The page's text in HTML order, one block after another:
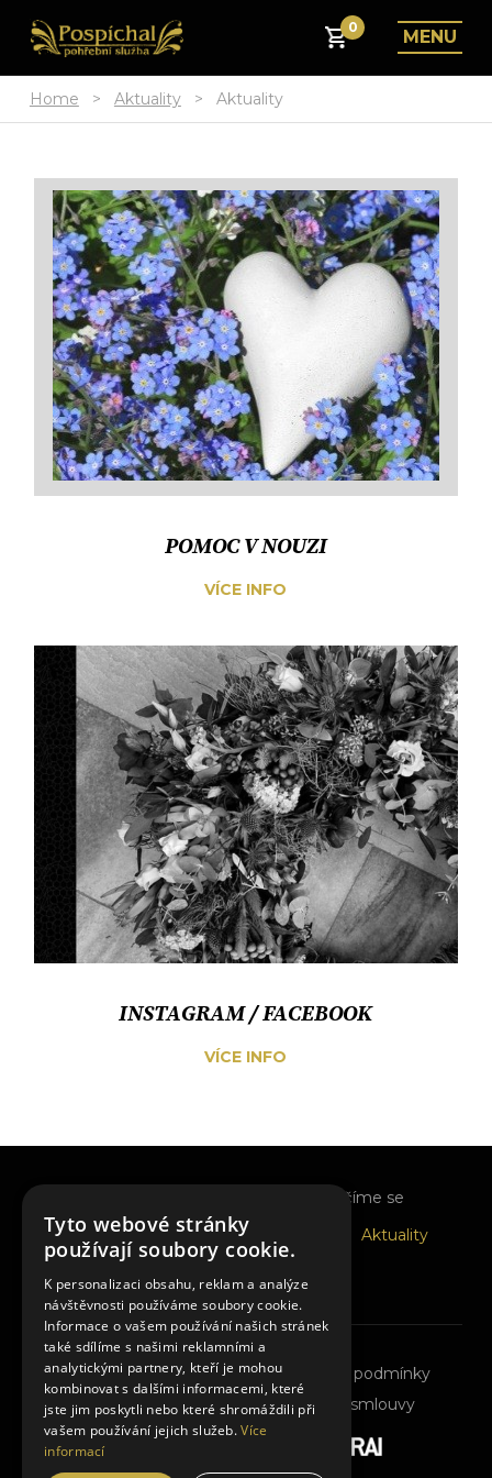
MENU
0
Home > Aktuality > Aktuality
POMOC V NOUZI
VÍCE INFO
INSTAGRAM / FACEBOOK
VÍCE INFO
Rozloučíme se
Prodej květin
Služby
Aktuality
Ochrana osobních údajů
Obchodní podmínky
Cookies nastavení
Odstoupit od smlouvy
Tyto webové stránky
používají soubory cookie.
K personalizaci obsahu, reklam a analýze
návštěvnosti používáme soubory cookie.
Informace o vašem používání našich stránek
také sdílíme s našimi reklamními a
analytickými partnery, kteří je mohou
kombinovat s dalšími informacemi, které
jste jim poskytli nebo které shromáždili při
vašem používání jejich služeb.Více
informací